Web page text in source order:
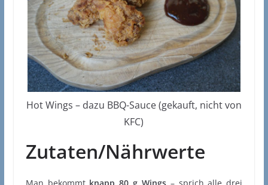
Hot Wings – dazu BBQ-Sauce (gekauft, nicht von
KFC)
Zutaten/Nährwerte